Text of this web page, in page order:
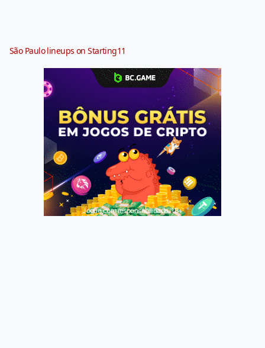
São Paulo lineups on Starting11
Jogue com responsabilidade. 18+